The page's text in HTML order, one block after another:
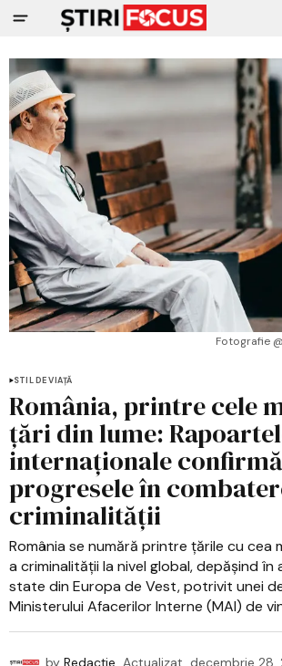
Fotografie @
STIL DE VIAȚĂ
România, printre cele
țări din lume:
internaționale confirmă
progresele în
criminalității
România se numără printre țările cu cea
a criminalității la nivel global, depășind în
state din Europa de Vest, potrivit unei
Ministerului Afacerilor Interne (MAI) de
by Redacție Actualizat decembrie 28,